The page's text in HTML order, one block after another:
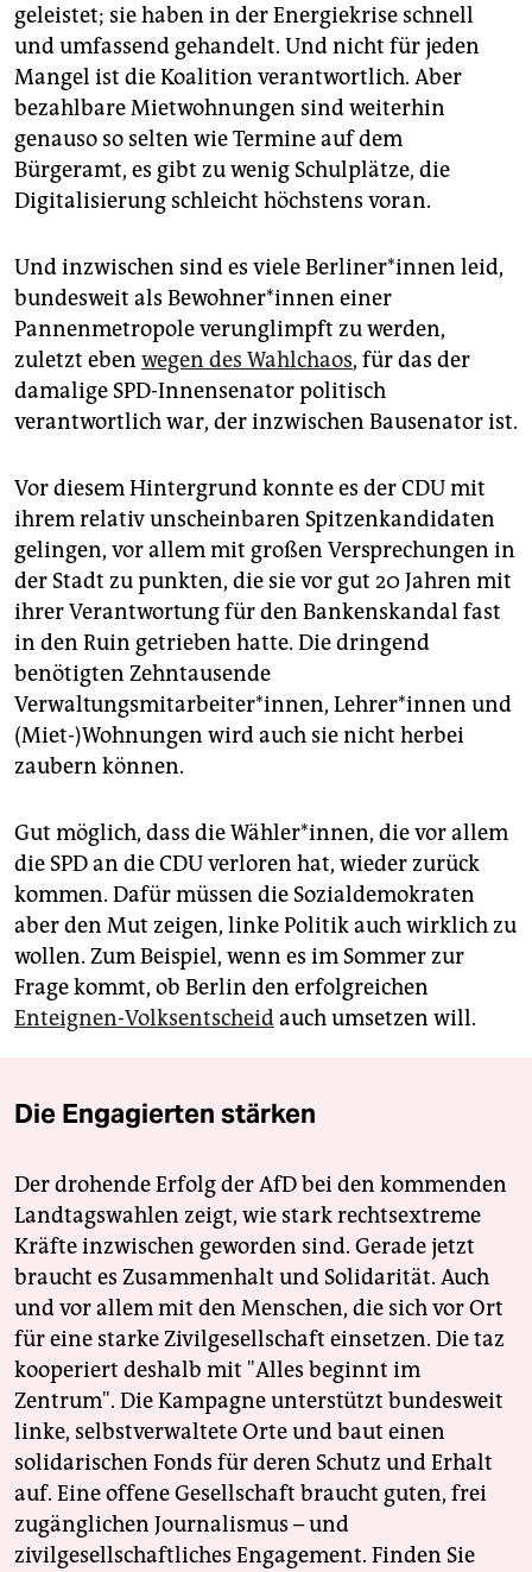
geleistet; sie haben in der Energiekrise schnell
und umfassend gehandelt. Und nicht für jeden
Mangel ist die Koalition verantwortlich. Aber
bezahlbare Mietwohnungen sind weiterhin
genauso so selten wie Termine auf dem
Bürgeramt, es gibt zu wenig Schulplätze, die
Digitalisierung schleicht höchstens voran.
Und inzwischen sind es viele Ber­li­ne­r*in­nen leid,
bundesweit als Be­woh­ne­r*in­nen einer
Pannenmetropole verunglimpft zu werden,
zuletzt eben wegen des Wahlchaos, für das der
damalige SPD-Innensenator politisch
verantwortlich war, der inzwischen Bausenator ist.
Vor diesem Hintergrund konnte es der CDU mit
ihrem relativ unscheinbaren Spitzenkandidaten
gelingen, vor allem mit großen Versprechungen in
der Stadt zu punkten, die sie vor gut 20 Jahren mit
ihrer Verantwortung für den Bankenskandal fast
in den Ruin getrieben hatte. Die dringend
benötigten Zehntausende
Verwaltungsmitarbeiter*innen, Leh­re­r*in­nen und
(Miet-)Wohnungen wird auch sie nicht herbei
zaubern können.
Gut möglich, dass die Wähler*innen, die vor allem
die SPD an die CDU verloren hat, wieder zurück
kommen. Dafür müssen die Sozialdemokraten
aber den Mut zeigen, linke Politik auch wirklich zu
wollen. Zum Beispiel, wenn es im Sommer zur
Frage kommt, ob Berlin den erfolgreichen
Enteignen-Volksentscheidauch umsetzen will.
Die Engagierten stärken
Der drohende Erfolg der AfD bei den kommenden
Landtagswahlen zeigt, wie stark rechtsextreme
Kräfte inzwischen geworden sind. Gerade jetzt
braucht es Zusammenhalt und Solidarität. Auch
und vor allem mit den Menschen, die sich vor Ort
für eine starke Zivilgesellschaft einsetzen. Die taz
kooperiert deshalb mit "Alles beginnt im
Zentrum". Die Kampagne unterstützt bundesweit
linke, selbstverwaltete Orte und baut einen
solidarischen Fonds für deren Schutz und Erhalt
auf. Eine offene Gesellschaft braucht guten, frei
zugänglichen Journalismus – und
zivilgesellschaftliches Engagement. Finden Sie